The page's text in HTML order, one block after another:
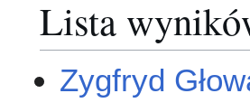
Lista
Zygfryd